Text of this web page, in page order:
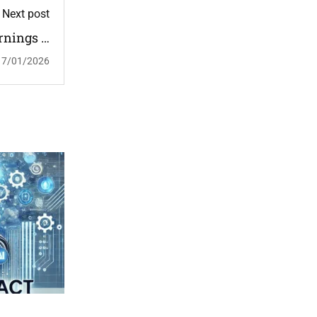
Next post
–
2026
01/2026